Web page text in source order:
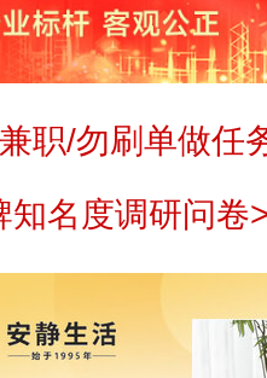
职/勿刷单做任
名度调研问卷